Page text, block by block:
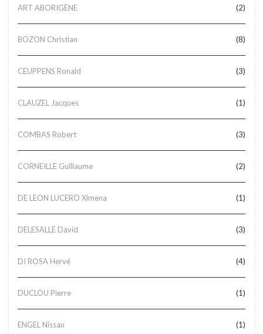
ART ABORIGÈNE (2)
BOZON Christian (8)
CEUPPENS Ronald (3)
CLAUZEL Jacques (1)
COMBAS Robert (3)
CORNEILLE Guillaume (2)
DE LEON LUCERO Ximena (1)
DELESALLE David (3)
DI ROSA Hervé (4)
DUCLOU Pierre (1)
ENGEL Nissan (1)